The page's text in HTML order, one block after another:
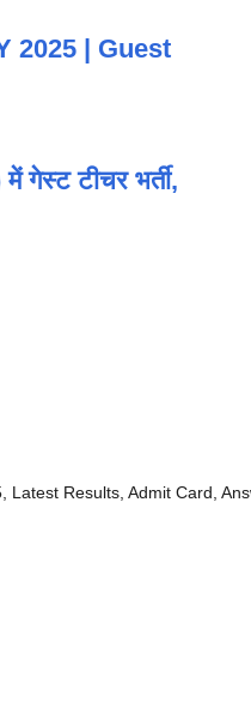
2025 | Guest
टीचर भर्ती,
Results, Admit Card,